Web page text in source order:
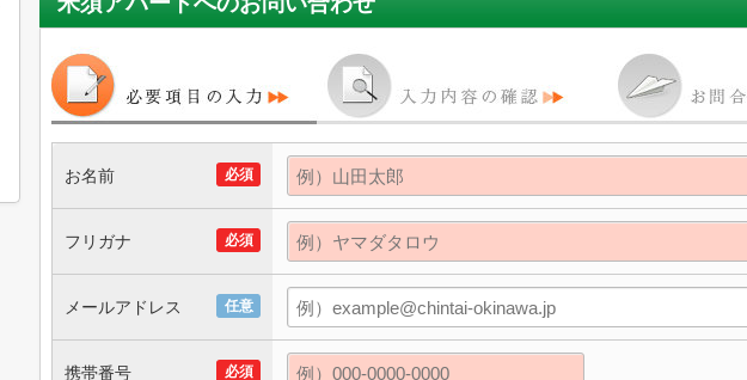
必須
お名前
必須
フリガナ
任意
メールアドレス
必須
携帯番号